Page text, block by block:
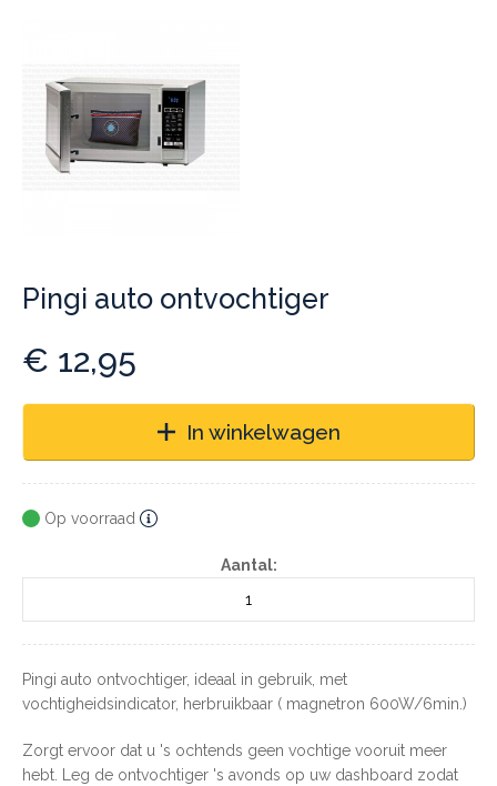
Pingi auto ontvochtiger
€ 12,95
In winkelwagen
Op voorraad
Aantal:
Pingi auto ontvochtiger, ideaal in gebruik, met
vochtigheidsindicator, herbruikbaar ( magnetron 600W/6min.)
Zorgt ervoor dat u 's ochtends geen vochtige vooruit meer
hebt. Leg de ontvochtiger 's avonds op uw dashboard zodat